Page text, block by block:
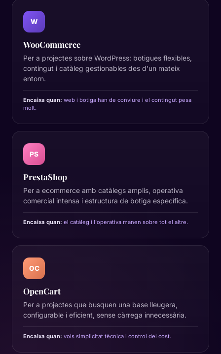
W
WooCommerce
Per a projectes sobre WordPress: botigues flexibles,
contingut i catàleg gestionables des d'un mateix
entorn.
Encaixa quan: web i botiga han de conviure i el contingut pesa
molt.
PS
PrestaShop
Per a ecommerce amb catàlegs amplis, operativa
comercial intensa i estructura de botiga específica.
Encaixa quan: el catàleg i l'operativa manen sobre tot el altre.
OC
OpenCart
Per a projectes que busquen una base lleugera,
configurable i eficient, sense càrrega innecessària.
Encaixa quan: vols simplicitat tècnica i control del cost.